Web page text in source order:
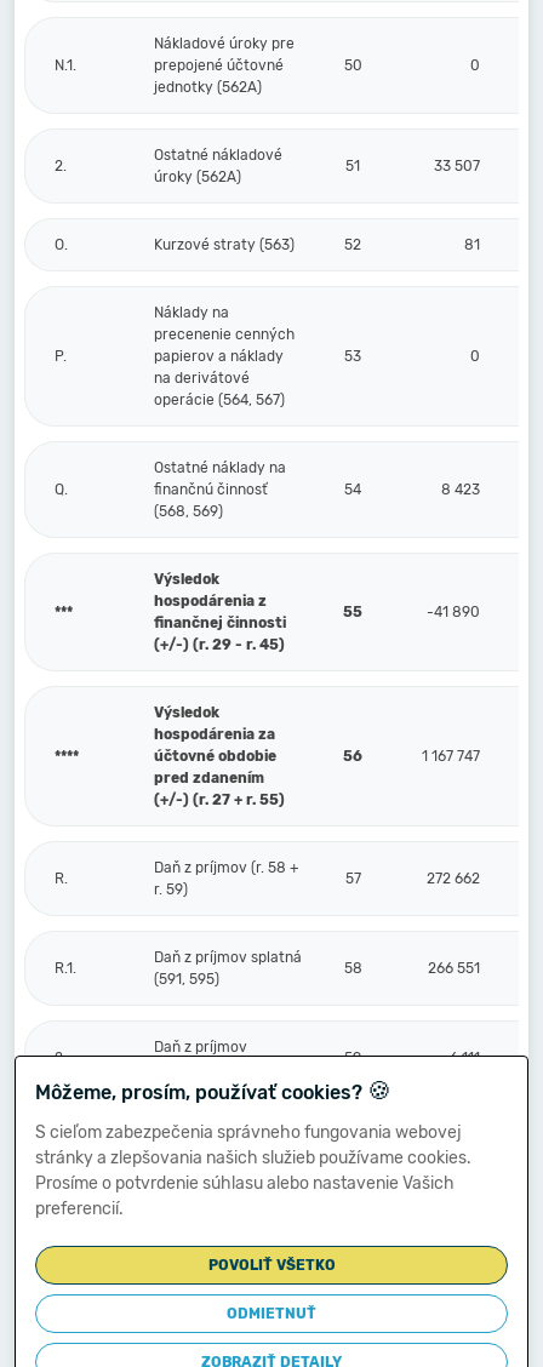
N.1.
Nákladové úroky pre
prepojené účtovné
jednotky (562A)
50 0
2.
Ostatné nákladové
úroky (562A)
51 33 507
O. Kurzové straty (563) 52 81
P.
Náklady na
precenenie cenných
papierov a náklady
na derivátové
operácie (564, 567)
53 0
Q.
Ostatné náklady na
finančnú činnosť
(568, 569)
54 8 423
***
Výsledok
hospodárenia z
finančnej činnosti
(+/-) (r. 29 - r. 45)
55 -41 890
****
Výsledok
hospodárenia za
účtovné obdobie
pred zdanením
(+/-) (r. 27 + r. 55)
56 1 167 747
R.
Daň z príjmov (r. 58 +
r. 59)
57 272 662
R.1.
Daň z príjmov splatná
(591, 595)
58 266 551
2.
Daň z príjmov
59 6 111
S.
Prevod podielov na
výsledku
hospodárenia
60
****
Výsledok
hospodárenia za
účtovné obdobie po
zdanení (+/-) (r. 56
61 895 085
Môžeme, prosím, používať cookies? 🍪
S cieľom zabezpečenia správneho fungovania webovej
stránky a zlepšovania našich služieb používame cookies.
Prosíme o potvrdenie súhlasu alebo nastavenie Vašich
preferencií.
POVOLIŤ VŠETKO
ODMIETNUŤ
ZOBRAZIŤ DETAILY